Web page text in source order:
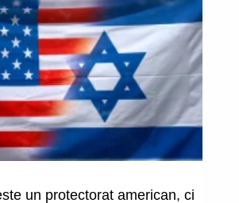
un protectorat american, ci